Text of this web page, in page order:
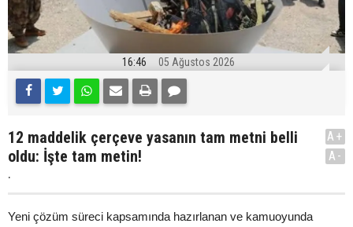
16:46 05 Ağustos 2026
12 maddelik çerçeve yasanın tam metni belli
oldu: İşte tam metin!
.
A+
A-
Yeni çözüm süreci kapsamında hazırlanan ve kamuoyunda